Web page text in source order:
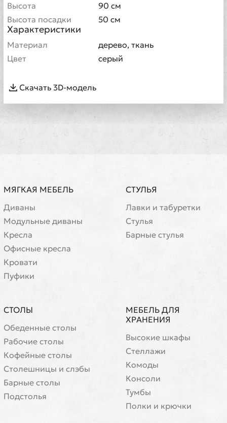
Высота
90 см
Высота посадки
50 см
Характеристики
Материал
дерево, ткань
Цвет
серый
Скачать 3D-модель
МЯГКАЯ МЕБЕЛЬ
Диваны
Модульные диваны
Кресла
Офисные кресла
Кровати
Пуфики
СТУЛЬЯ
Лавки и табуретки
Стулья
Барные стулья
СТОЛЫ
Обеденные столы
Рабочие столы
Кофейные столы
Cтолешницы и слэбы
Барные столы
Подстолья
МЕБЕЛЬ ДЛЯ
ХРАНЕНИЯ
Высокие шкафы
Стеллажи
Комоды
Консоли
Тумбы
Полки и крючки